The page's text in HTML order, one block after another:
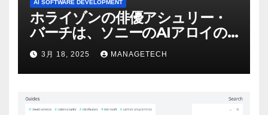
AI SOFTWARE DEVELOPMENT
ホライゾンの俳優アシュリー・
バーチは、ソニーのAIアロイの
ビデオを見て「ゲームパフォー
マンスという芸術形式に不安を
感じた」と語る – IGN
3月 18, 2025 MANAGETECH